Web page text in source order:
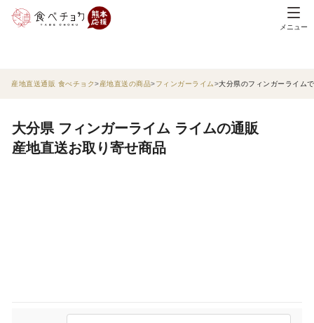
メニュー
産地直送通販 食べチョク 産地直送の商品 フィンガーライム 大分県のフィンガーライム
大分県 フィンガーライム ライムの通販
産地直送お取り寄せ商品